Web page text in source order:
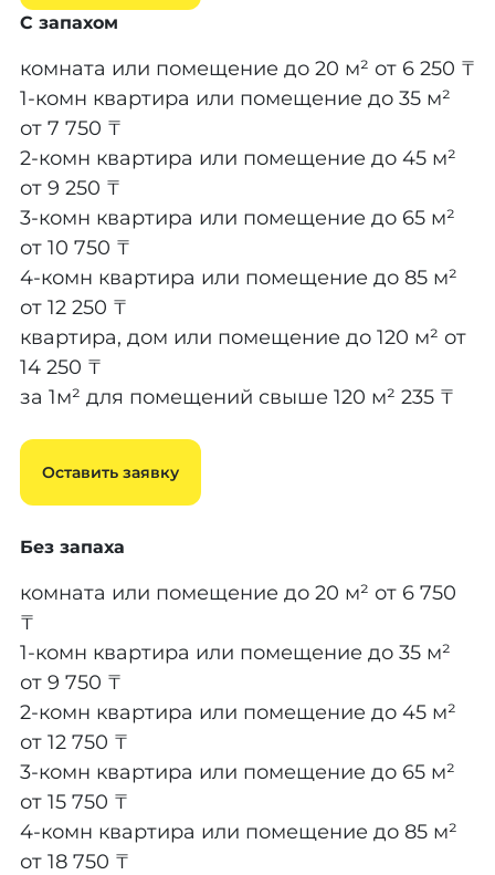
С запахом
комната или помещение до 20 м² от 6 250 ₸
1-комн квартира или помещение до 35 м²
от 7 750 ₸
2-комн квартира или помещение до 45 м²
от 9 250 ₸
3-комн квартира или помещение до 65 м²
от 10 750 ₸
4-комн квартира или помещение до 85 м²
от 12 250 ₸
квартира, дом или помещение до 120 м² от
14 250 ₸
за 1м² для помещений свыше 120 м² 235 ₸
Оставить заявку
Без запаха
комната или помещение до 20 м² от 6 750
₸
1-комн квартира или помещение до 35 м²
от 9 750 ₸
2-комн квартира или помещение до 45 м²
от 12 750 ₸
3-комн квартира или помещение до 65 м²
от 15 750 ₸
4-комн квартира или помещение до 85 м²
от 18 750 ₸